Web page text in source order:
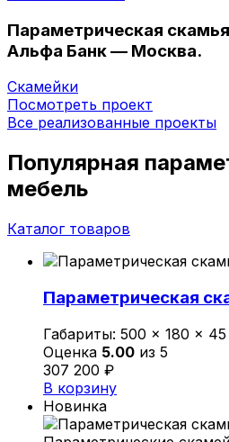
Параметрическая
Альфа Банк — Москва.
Скамейки
Посмотреть проект
Все реализованные проекты
Популярная
мебель
Каталог товаров
Параметрическая
Габариты: 500 × 180 ×
Оценка 5.00 из 5
307 200 ₽
В корзину
Новинка